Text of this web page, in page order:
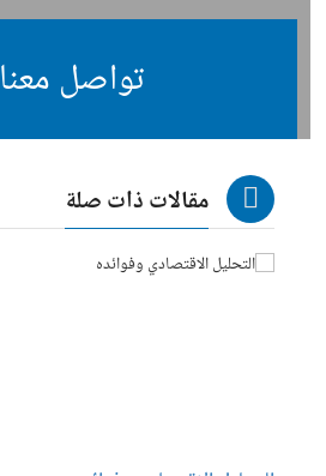
تواصل معنا
مقالات ذات صلة